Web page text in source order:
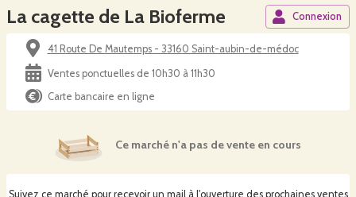
La cagette de La Bioferme Connexion
41 Route De Mautemps - 33160 Saint-aubin-de-médoc
Ventes ponctuelles de 10h30 à 11h30
Carte bancaire en ligne
Ce marché n'a pas de vente en cours
Suivez ce marché pour recevoir un mail à l'ouverture des prochaines ventes